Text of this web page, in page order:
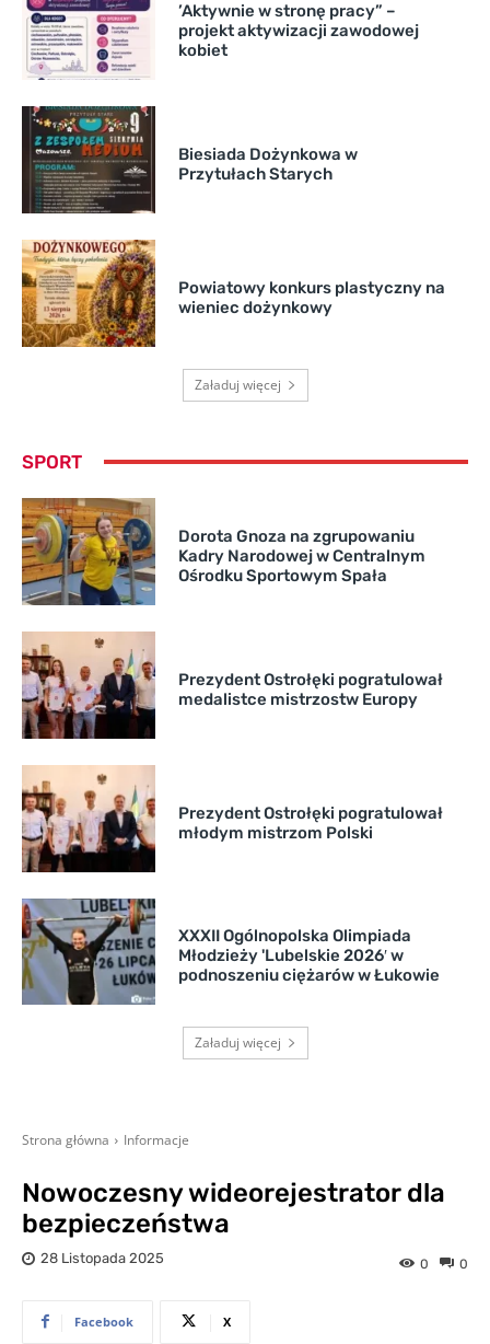
’Aktywnie w stronę pracy” –
projekt aktywizacji zawodowej
kobiet
Biesiada Dożynkowa w
Przytułach Starych
Powiatowy konkurs plastyczny na
wieniec dożynkowy
Załaduj więcej
SPORT
Dorota Gnoza na zgrupowaniu
Kadry Narodowej w Centralnym
Ośrodku Sportowym Spała
Prezydent Ostrołęki pogratulował
medalistce mistrzostw Europy
Prezydent Ostrołęki pogratulował
młodym mistrzom Polski
XXXII Ogólnopolska Olimpiada
Młodzieży 'Lubelskie 2026′ w
podnoszeniu ciężarów w Łukowie
Załaduj więcej